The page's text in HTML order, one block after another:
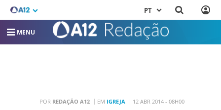
PT
MENU
POR REDAÇÃO A12 EM IGREJA 12 ABR 2014 - 08H00